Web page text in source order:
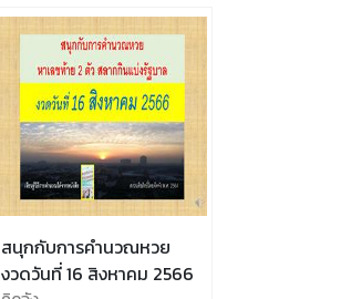
สนุกกับการคำนวณหวย
งวดวันที่ 16 สิงหาคม 2566